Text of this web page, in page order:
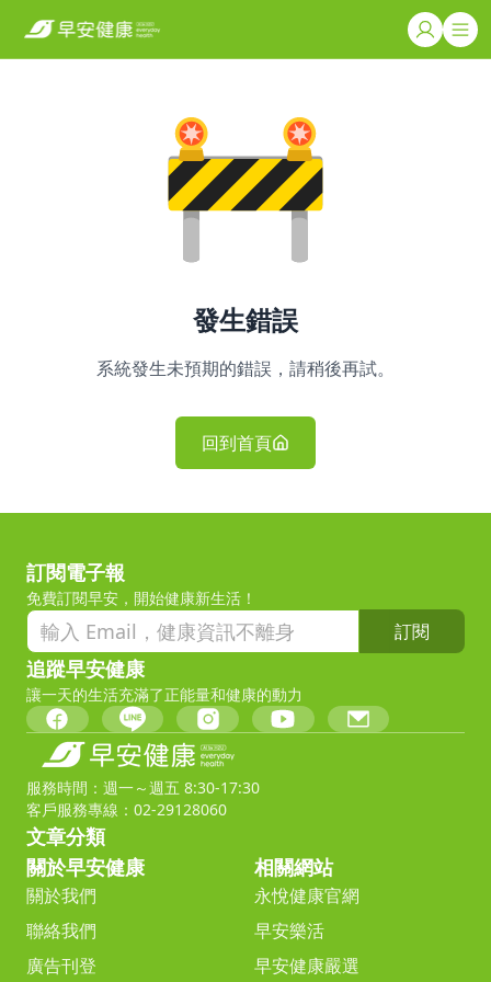
發生錯誤
系統發生未預期的錯誤，請稍後再試。
回到首頁
訂閱電子報
免費訂閱早安，開始健康新生活！
訂閱
追蹤早安健康
讓一天的生活充滿了正能量和健康的動力
服務時間：週一～週五 8:30-17:30
客戶服務專線：02-29128060
文章分類
關於早安健康
關於我們
聯絡我們
廣告刊登
相關網站
永悅健康官網
早安樂活
早安健康嚴選